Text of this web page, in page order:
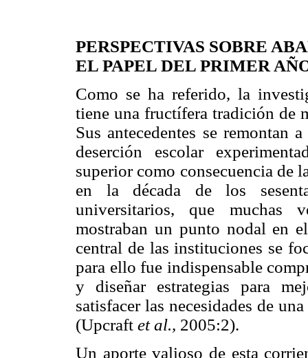
PERSPECTIVAS SOBRE
EL PAPEL DEL PRIMER
Como se ha referido, la
tiene una fructífera tradición de
Sus antecedentes se remontan
deserción escolar
superior como consecuencia de
en la década de los
universitarios, que muchas
mostraban un punto nodal en
central de las instituciones se
para ello fue indispensable
y diseñar estrategias para
satisfacer las necesidades de
(Upcraft et al., 2005:2).
Un aporte valioso de esta